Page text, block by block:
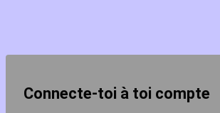
Connecte-toi à toi compte